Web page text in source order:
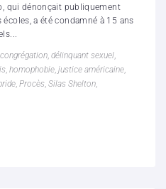
qui dénonçait publiquement
écoles, a été condamné à 15 ans
congrégation, délinquant sexuel,
, homophobie, justice américaine,
, Procès, Silas Shelton,